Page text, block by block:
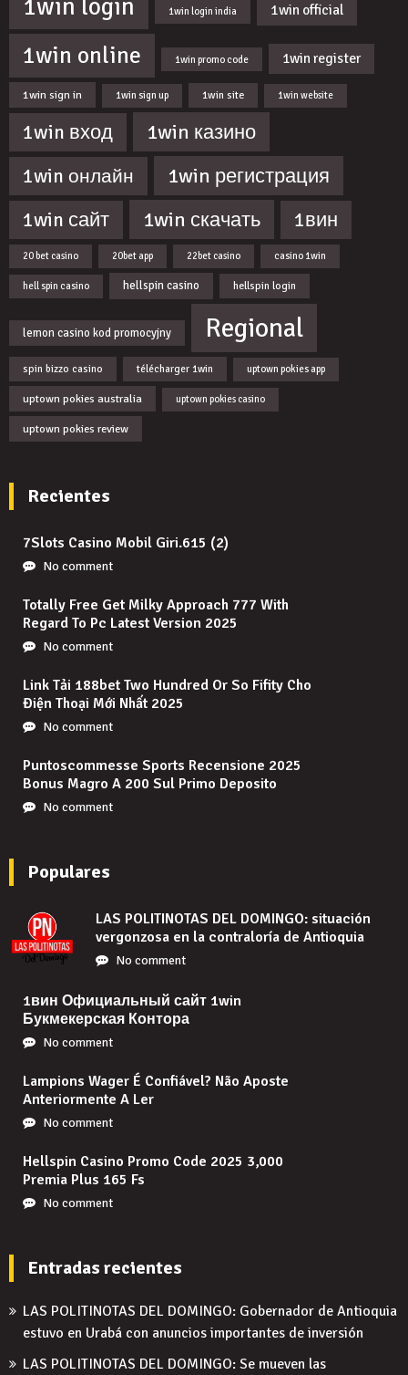
1win login 1win login india 1win official
1win online 1win promo code 1win register
1win sign in 1win sign up 1win site 1win website
1win вход 1win казино
1win онлайн 1win регистрация
1win сайт 1win скачать 1вин
20 bet casino 20bet app 22bet casino casino 1win
hell spin casino hellspin casino hellspin login
lemon casino kod promocyjny Regional
spin bizzo casino télécharger 1win uptown pokies app
uptown pokies australia uptown pokies casino
uptown pokies review
Recientes
7Slots Casino Mobil Giri.615 (2)
No comment
Totally Free Get Milky Approach 777 With
Regard To Pc Latest Version 2025
No comment
Link Tải 188bet Two Hundred Or So Fifity Cho
Điện Thoại Mới Nhất 2025
No comment
Puntoscommesse Sports Recensione 2025
Bonus Magro A 200 Sul Primo Deposito
No comment
Populares
LAS POLITINOTAS DEL DOMINGO: situación
vergonzosa en la contraloría de Antioquia
No comment
1вин Официальный сайт 1win
Букмекерская Контора
No comment
Lampions Wager É Confiável? Não Aposte
Anteriormente A Ler
No comment
Hellspin Casino Promo Code 2025 3,000
Premia Plus 165 Fs
No comment
Entradas recientes
LAS POLITINOTAS DEL DOMINGO: Gobernador de Antioquia
estuvo en Urabá con anuncios importantes de inversión
LAS POLITINOTAS DEL DOMINGO: Se mueven las